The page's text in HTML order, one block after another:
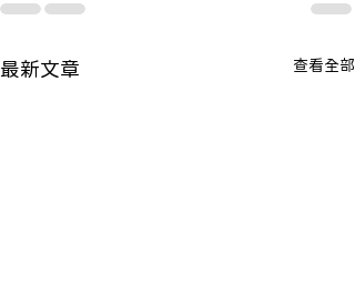
最新文章 查看全部